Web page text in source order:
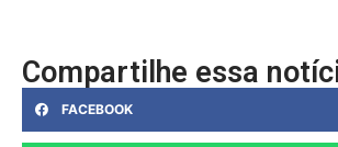
Compartilhe essa
FACEBOOK